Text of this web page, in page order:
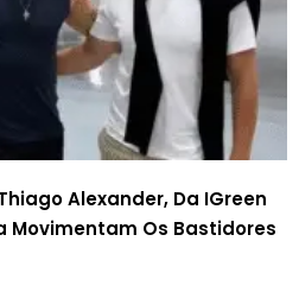
Alexander, Da IGreen
Movimentam Os Bastidores